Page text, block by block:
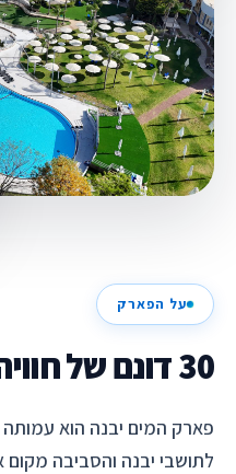
על הפארק
30 דונם של חוויה ירוקה
פארק המים יבנה הוא
לתושבי יבנה והסביבה מקום